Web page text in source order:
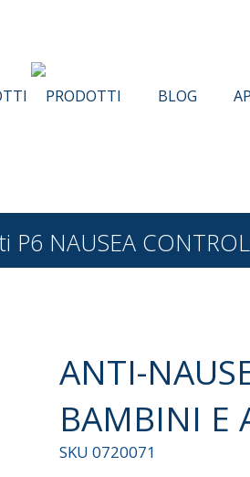
BLOG
NAUSEA CONTROL
ANTI-
BAMBINI E
SKU 0720071